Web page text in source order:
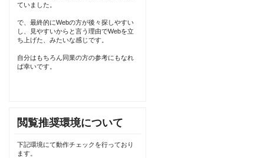
ていました。
で、最終的にWebの方が後々探しやすい
し、見やすいからと言う理由でWebを立
ち上げた、みたいな感じです。
自分はもちろん同業の方の参考にもなれ
ば幸いです。
閲覧推奨環境について
下記環境にて動作チェックを行っており
ます。